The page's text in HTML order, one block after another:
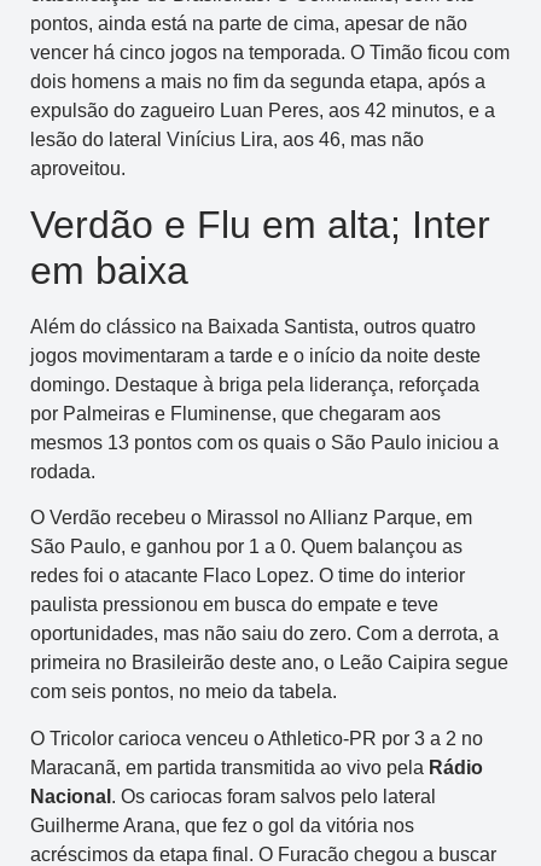
pontos, ainda está na parte de cima, apesar de não
vencer há cinco jogos na temporada. O Timão ficou com
dois homens a mais no fim da segunda etapa, após a
expulsão do zagueiro Luan Peres, aos 42 minutos, e a
lesão do lateral Vinícius Lira, aos 46, mas não
aproveitou.
Verdão e Flu em alta; Inter
em baixa
Além do clássico na Baixada Santista, outros quatro
jogos movimentaram a tarde e o início da noite deste
domingo. Destaque à briga pela liderança, reforçada
por Palmeiras e Fluminense, que chegaram aos
mesmos 13 pontos com os quais o São Paulo iniciou a
rodada.
O Verdão recebeu o Mirassol no Allianz Parque, em
São Paulo, e ganhou por 1 a 0. Quem balançou as
redes foi o atacante Flaco Lopez. O time do interior
paulista pressionou em busca do empate e teve
oportunidades, mas não saiu do zero. Com a derrota, a
primeira no Brasileirão deste ano, o Leão Caipira segue
com seis pontos, no meio da tabela.
O Tricolor carioca venceu o Athletico-PR por 3 a 2 no
Maracanã, em partida transmitida ao vivo pela Rádio
Nacional . Os cariocas foram salvos pelo lateral
Guilherme Arana, que fez o gol da vitória nos
acréscimos da etapa final. O Furacão chegou a buscar